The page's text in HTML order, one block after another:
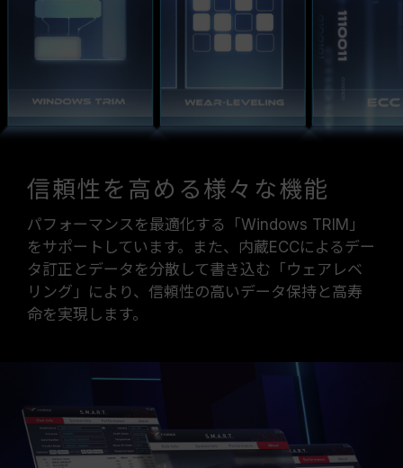
信頼性を高める様々な機能
パフォーマンスを最適化する「Windows TRIM」
をサポートしています。また、内蔵ECCによるデー
タ訂正とデータを分散して書き込む「ウェアレベ
リング」により、信頼性の高いデータ保持と高寿
命を実現します。